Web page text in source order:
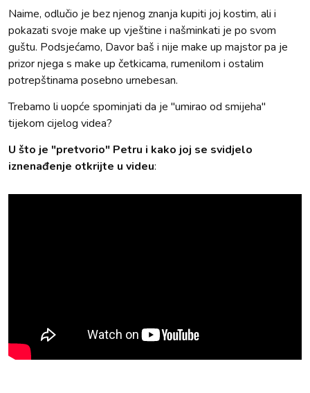
Naime, odlučio je bez njenog znanja kupiti joj kostim, ali i
pokazati svoje make up vještine i našminkati je po svom
guštu. Podsjećamo, Davor baš i nije make up majstor pa je
prizor njega s make up četkicama, rumenilom i ostalim
potrepštinama posebno urnebesan.
Trebamo li uopće spominjati da je "umirao od smijeha"
tijekom cijelog videa?
U što je "pretvorio" Petru i kako joj se svidjelo
iznenađenje otkrijte u videu: